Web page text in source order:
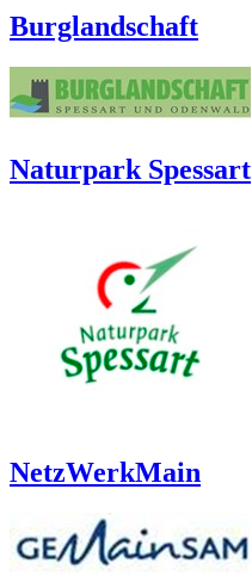
Burglandschaft
Naturpark Spessart
NetzWerkMain